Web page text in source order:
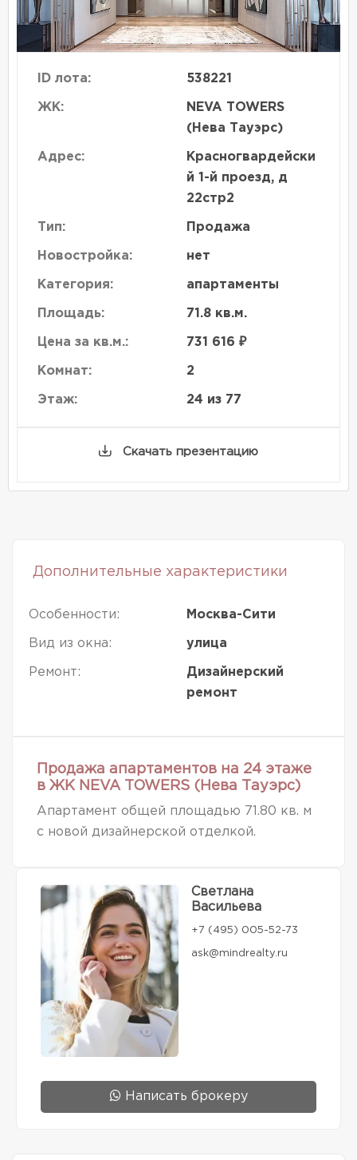
ID лота: 538221
ЖК:
NEVA TOWERS
(Нева Тауэрс)
Адрес:
Красногвардейски
й 1-й проезд, д
22стр2
Тип: Продажа
Новостройка: нет
Категория: апартаменты
Площадь: 71.8 кв.м.
Цена за кв.м.: 731 616 ₽
Комнат: 2
Этаж: 24 из 77
Скачать презентацию
Дополнительные характеристики
Особенности: Москва-Сити
Вид из окна: улица
Ремонт:
Дизайнерский
ремонт
Продажа апартаментов на 24 этаже
в ЖК NEVA TOWERS (Нева Тауэрс)
Апартамент общей площадью 71.80 кв. м
с новой дизайнерской отделкой.
Светлана
Васильева
+7 (495) 005-52-73
ask@mindrealty.ru
Написать брокеру